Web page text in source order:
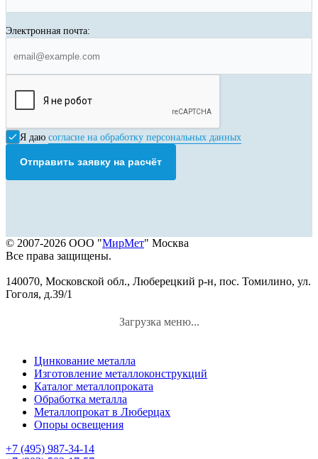
Электронная почта:
Я даю согласие на обработку персональных данных
Отправить заявку на расчёт
© 2007-2026 ООО "МирМет" Москва
Все права защищены.
140070, Московской обл., Люберецкий р-н, пос. Томилино, ул.
Гоголя, д.39/1
Загрузка меню...
Цинкование металла
Изготовление металлоконструкций
Каталог металлопроката
Обработка металла
Металлопрокат в Люберцах
Опоры освещения
+7 (495) 987-34-14